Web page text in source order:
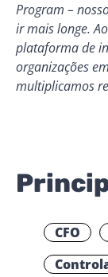
Program –
ir mais longe.
plataforma de
organizações
multiplicamos
CFO